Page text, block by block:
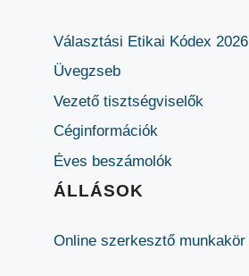
Választási Etikai Kódex 2026
Üvegzseb
Vezető tisztségviselők
Céginformációk
Éves beszámolók
ÁLLÁSOK
Online szerkesztő munkakör